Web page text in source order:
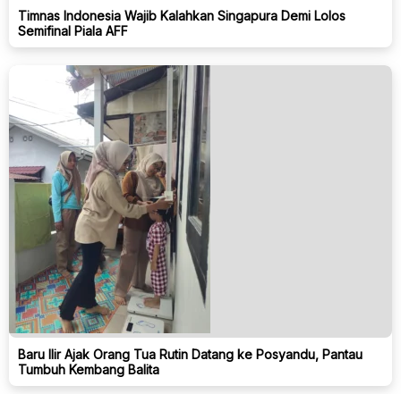
Timnas Indonesia Wajib Kalahkan Singapura Demi Lolos
Semifinal Piala AFF
Baru Ilir Ajak Orang Tua Rutin Datang ke Posyandu, Pantau
Tumbuh Kembang Balita